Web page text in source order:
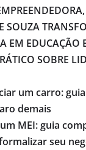
SOUZA
EM EDUCAÇÃO
SOBRE
um carro:
demais
MEI: guia
seu